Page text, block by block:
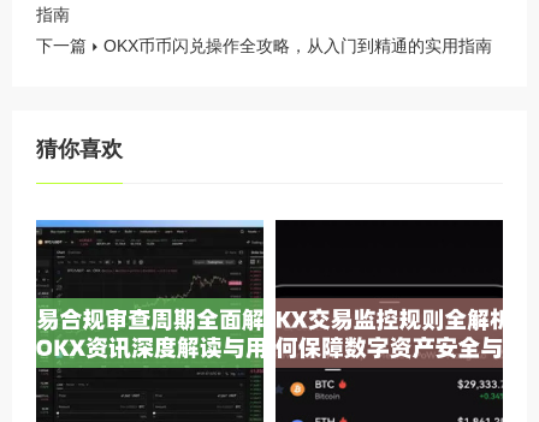
指南
下一篇
OKX币币闪兑操作全攻略，从入门到精通的实用指南
猜你喜欢